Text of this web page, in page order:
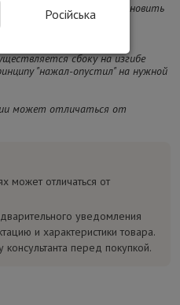
который можно установить
для малыша.
блоке – вся ткань
сбоку на изгибе
"нажал-опустил" на нужной
может отличаться от
может отличаться от
уведомления
и характеристики товара.
перед покупкой.
Російська